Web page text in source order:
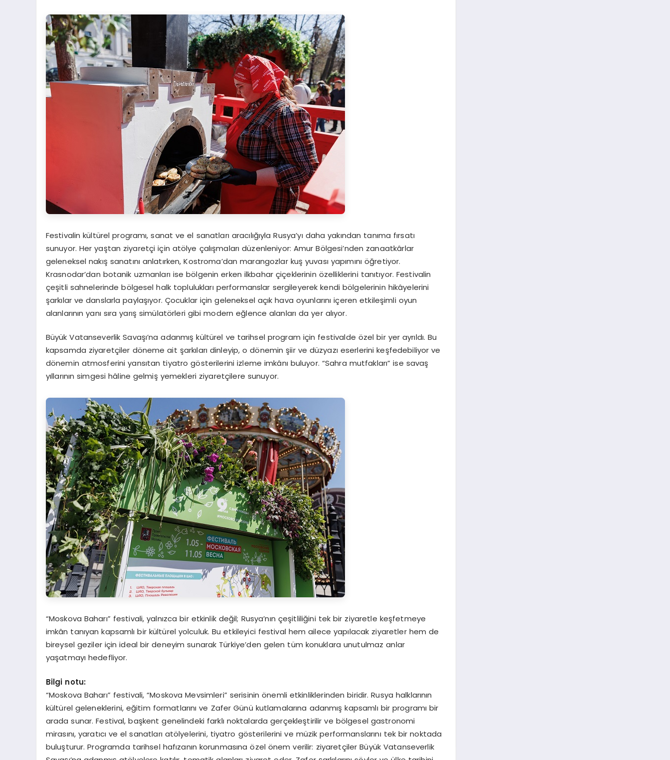
Festivalin kültürel programı, sanat ve el sanatları aracılığıyla Rusya’yı daha yakından tanıma fırsatı
sunuyor. Her yaştan ziyaretçi için atölye çalışmaları düzenleniyor: Amur Bölgesi’nden zanaatkârlar
geleneksel nakış sanatını anlatırken, Kostroma’dan marangozlar kuş yuvası yapımını öğretiyor.
Krasnodar’dan botanik uzmanları ise bölgenin erken ilkbahar çiçeklerinin özelliklerini tanıtıyor. Festivalin
çeşitli sahnelerinde bölgesel halk toplulukları performanslar sergileyerek kendi bölgelerinin hikâyelerini
şarkılar ve danslarla paylaşıyor. Çocuklar için geleneksel açık hava oyunlarını içeren etkileşimli oyun
alanlarının yanı sıra yarış simülatörleri gibi modern eğlence alanları da yer alıyor.
Büyük Vatanseverlik Savaşı’na adanmış kültürel ve tarihsel program için festivalde özel bir yer ayrıldı. Bu
kapsamda ziyaretçiler döneme ait şarkıları dinleyip, o dönemin şiir ve düzyazı eserlerini keşfedebiliyor ve
dönemin atmosferini yansıtan tiyatro gösterilerini izleme imkânı buluyor. “Sahra mutfakları” ise savaş
yıllarının simgesi hâline gelmiş yemekleri ziyaretçilere sunuyor.
“Moskova Baharı” festivali, yalnızca bir etkinlik değil; Rusya’nın çeşitliliğini tek bir ziyaretle keşfetmeye
imkân tanıyan kapsamlı bir kültürel yolculuk. Bu etkileyici festival hem ailece yapılacak ziyaretler hem de
bireysel geziler için ideal bir deneyim sunarak Türkiye’den gelen tüm konuklara unutulmaz anlar
yaşatmayı hedefliyor.
Bilgi notu:
“Moskova Baharı” festivali, “Moskova Mevsimleri” serisinin önemli etkinliklerinden biridir. Rusya halklarının
kültürel geleneklerini, eğitim formatlarını ve Zafer Günü kutlamalarına adanmış kapsamlı bir programı bir
arada sunar. Festival, başkent genelindeki farklı noktalarda gerçekleştirilir ve bölgesel gastronomi
mirasını, yaratıcı ve el sanatları atölyelerini, tiyatro gösterilerini ve müzik performanslarını tek bir noktada
buluşturur. Programda tarihsel hafızanın korunmasına özel önem verilir: ziyaretçiler Büyük Vatanseverlik